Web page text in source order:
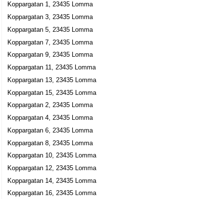
SKS Sweden AB
Sven Thomas Dedering
040-418230
Hensons Tvätt & Sjöverkstad AB
Leif Robert Feldt
040-412636
Koppargatan 9, 23435 Lomma
Koppargatan 1, 23435 Lomma
Koppargatan 3, 23435 Lomma
Koppargatan 5, 23435 Lomma
Koppargatan 7, 23435 Lomma
Koppargatan 9, 23435 Lomma
Koppargatan 11, 23435 Lomma
Koppargatan 13, 23435 Lomma
Koppargatan 15, 23435 Lomma
Koppargatan 2, 23435 Lomma
Koppargatan 4, 23435 Lomma
Koppargatan 6, 23435 Lomma
Koppargatan 8, 23435 Lomma
Koppargatan 10, 23435 Lomma
Koppargatan 12, 23435 Lomma
Koppargatan 14, 23435 Lomma
Koppargatan 16, 23435 Lomma